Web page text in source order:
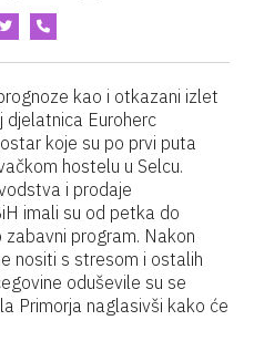
kao i otkazani izlet
djelatnica Euroherc
koje su po prvi puta
hostelu u Selcu.
i prodaje
imali su od petka do
program. Nakon
nositi s stresom i ostalih
oduševile su se
Primorja naglasivši kako će